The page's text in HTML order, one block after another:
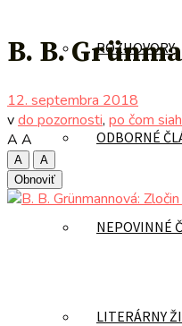
ROZHOVORY
ODBORNÉ
NEPOVINNÉ
LITERÁRNY
B. B.
12. septembra 2018
vdo pozornosti, po čom
A A
A
A
Obnoviť